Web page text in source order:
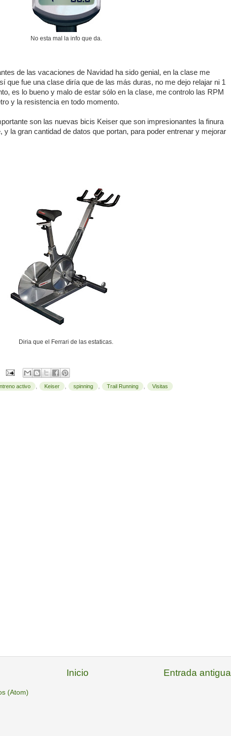
No esta mal la info que da.
de las vacaciones de Navidad ha sido genial, en la clase me
que fue una clase diría que de las más duras, no me dejo relajar ni 1
es lo bueno y malo de estar sólo en la clase, me controlo las RPM
y la resistencia en todo momento.
son las nuevas bicis Keiser que son impresionantes la finura
y la gran cantidad de datos que portan, para poder entrenar y mejorar
Diria que el Ferrari de las estaticas.
activo , Keiser , spinning , Trail Running , Visitas
Entrada antigua
Inicio
(Atom)